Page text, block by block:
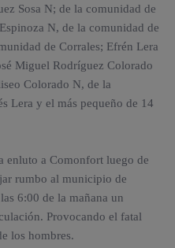
Sosa N; de la comunidad de
N, de la comunidad de
de Corrales; Efrén Lera
Miguel Rodríguez Colorado
Colorado N, de la
Lera y el más pequeño de 14
enluto a Comonfort luego de
rumbo al municipio de
6:00 de la mañana un
Provocando el fatal
los hombres.